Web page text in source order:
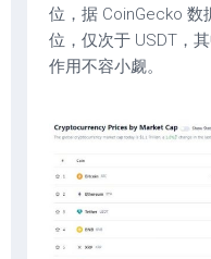
位，据 CoinGecko 数
位，仅次于 USDT，
作用不容小觑。